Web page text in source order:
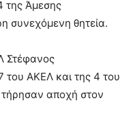
της Άμεσης
συνεχόμενη θητεία.
Στέφανος
του ΑΚΕΛ και της 4 του
αποχή στον